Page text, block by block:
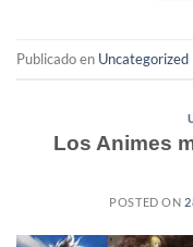
Publicado en Uncategorized
Los Animes
POSTED ON